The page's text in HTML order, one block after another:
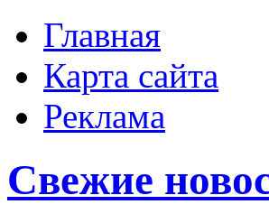
Главная
Карта сайта
Реклама
Свежие